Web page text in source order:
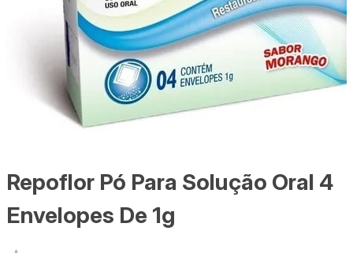
Repoflor Pó Para Solução Oral 4
Envelopes De 1g